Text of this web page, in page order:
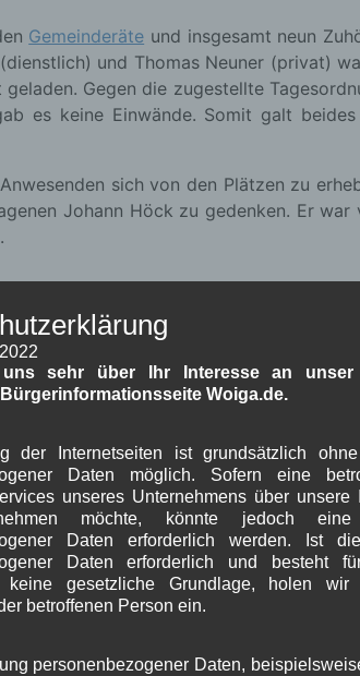
Gemeinderäte und insgesamt neun
und Thomas Neuner (privat)
Gegen die zugestellte
es keine Einwände. Somit galt
sich von den Plätzen zu
Johann Höck zu gedenken. Er war
297Gem. Wallgau (Zwingerwiese)
Stadel errichten. Der neue Stadel
ist etwas größer als der
im Außenbereich“ des Landratsamtes
hatte weder Fragen noch hielt er
dem Beschlussvorschlag,
geklärt haben will, ob und in welchem
Gem. Wallgau möglich sei. Hierzu hat
informierte anhand eines
Grundstücks möglich wäre und dass
sehr über Ihr Interesse an unser
Woiga.de.
der Internetseiten ist grundsätzlich
Daten möglich. Sofern eine
unseres Unternehmens über unsere
möchte, könnte jedoch eine
Daten erforderlich werden. Ist
Daten erforderlich und besteht
keine gesetzliche Grundlage, holen
betroffenen Person ein.
personenbezogener Daten,